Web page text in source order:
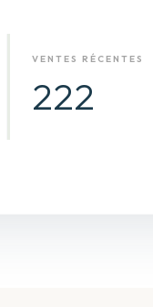
VENTES RÉCENTES
222